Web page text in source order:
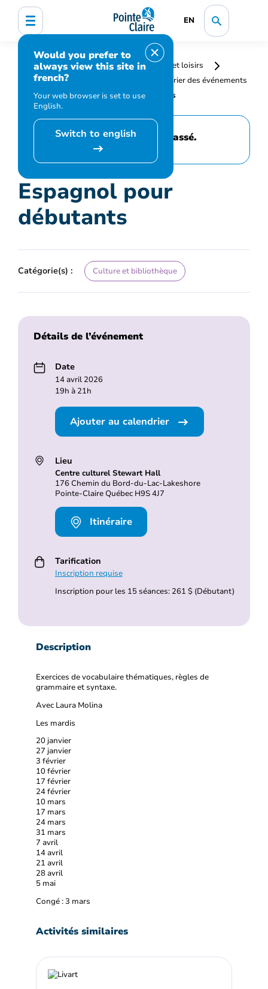
EN
Would you prefer to
always view this site in
french?
Your web browser is set to use
English.
Switch to english
Accueil
Bibliothèque, culture, sports et loisirs
Programmation et inscription
Calendrier des événements
et activités
Espagnol pour débutants
Cet événement est passé.
Espagnol pour
débutants
Catégorie(s) : Culture et bibliothèque
Détails de l’événement
Date
14 avril 2026
19h à 21h
Ajouter au calendrier
Lieu
Centre culturel Stewart Hall
176 Chemin du Bord-du-Lac-Lakeshore
Pointe-Claire Québec H9S 4J7
Itinéraire
Tarification
Inscription requise
Inscription pour les 15 séances: 261 $ (Débutant)
Description
Exercices de vocabulaire thématiques, règles de
grammaire et syntaxe.
Avec Laura Molina
Les mardis
20 janvier
27 janvier
3 février
10 février
17 février
24 février
10 mars
17 mars
24 mars
31 mars
7 avril
14 avril
21 avril
28 avril
5 mai
Congé : 3 mars
Activités similaires